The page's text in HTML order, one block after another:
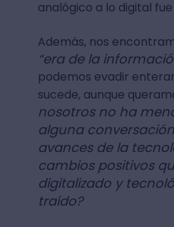
analógico a lo digital
Además, nos
“era de la
podemos evadir
sucede, aunque
nosotros no ha
alguna
avances de la
cambios positivos
digitalizado y
traído?